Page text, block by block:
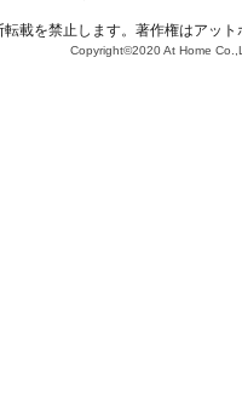
載を禁止します。著作権はアッ
Copyright©2020 At Home